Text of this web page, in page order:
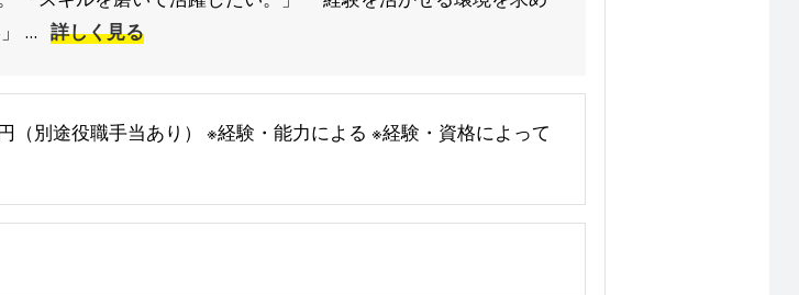
... 詳しく見る
（別途役職手当あり） ※経験・能力による ※経験・資格によって